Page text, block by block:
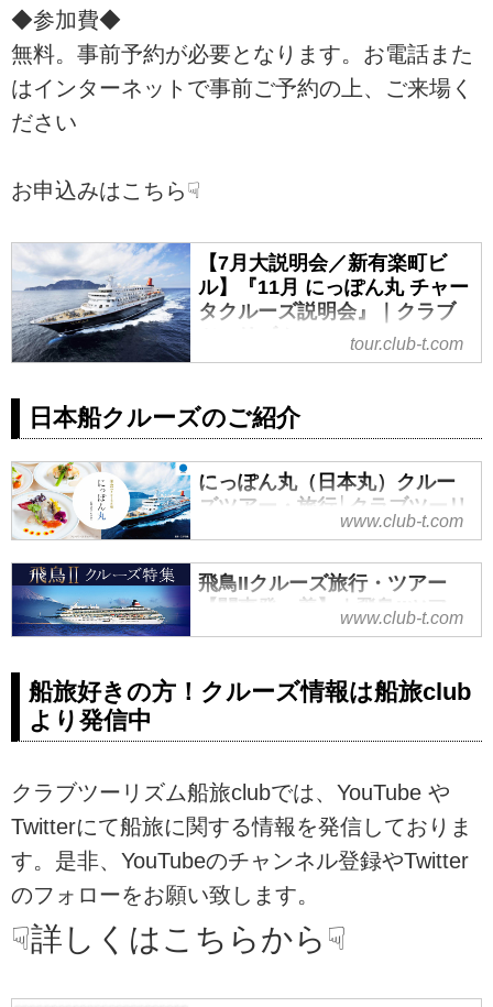
◆参加費◆
無料。事前予約が必要となります。お電話また
はインターネットで事前ご予約の上、ご来場く
ださい
お申込みはこちら☟
【7月大説明会／新有楽町ビ
ル】『11月 にっぽん丸 チャー
タクルーズ説明会』｜クラブ
ズ説明会』の紹介をしています。
ツーリズム。
tour.club-t.com
日本船クルーズのご紹介
にっぽん丸（日本丸）クルー
ズツアー・旅行│クラブツーリ
にっぽん丸クルーズツアーを探す
なら、クラブツーリズムにおまか
せ！おすすめのにっぽん丸のクル
ーズをご紹介。クラブツーリズム
丸のツアー・旅行は添乗員付きツ
予約も簡単！
www.club-t.com
飛鳥IIクルーズ旅行・ツアー
【関東発・着】｜飛鳥IIツアー
を探すTOP│クラブツーリズム
クラブツーリズムにおまかせ！添
快適です。ダンス、ショー、グラ
すすめ貸切チャーターツアーや通
年ツアーをご紹介。ツアーの検
索・ご予約も簡単。
www.club-t.com
船旅好きの方！クルーズ情報は船旅club
より発信中
クラブツーリズム船旅clubでは、YouTube や
Twitterにて船旅に関する情報を発信しておりま
す。是非、YouTubeのチャンネル登録やTwitter
のフォローをお願い致します。
☟詳しくはこちらから☟